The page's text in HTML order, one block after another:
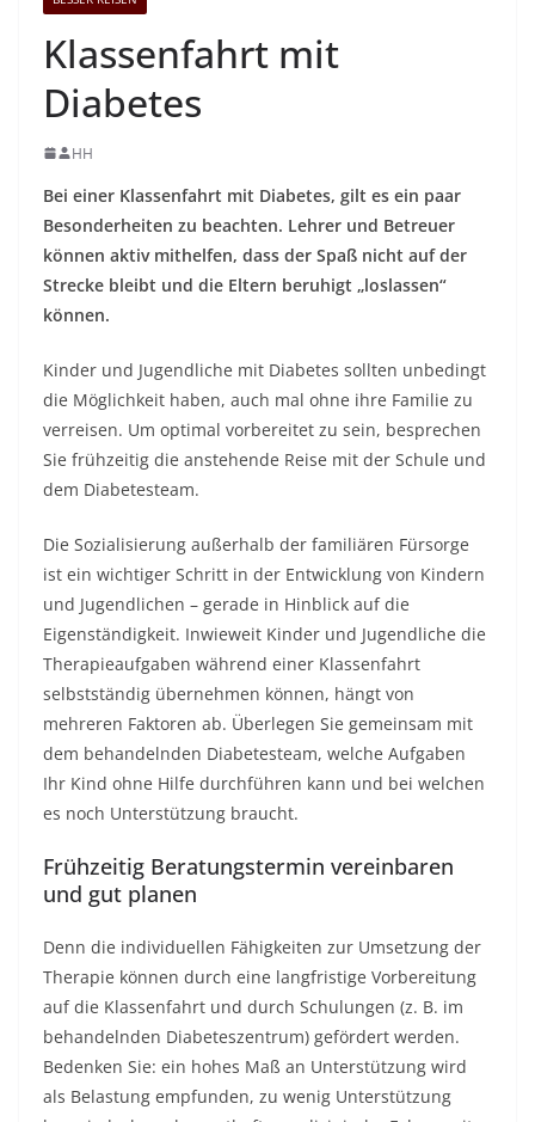
Klassenfahrt mit
Diabetes
HH
Bei einer Klassenfahrt mit Diabetes, gilt es ein paar
Besonderheiten zu beachten. Lehrer und Betreuer
können aktiv mithelfen, dass der Spaß nicht auf der
Strecke bleibt und die Eltern beruhigt „loslassen“
können.
Kinder und Jugendliche mit Diabetes sollten unbedingt
die Möglichkeit haben, auch mal ohne ihre Familie zu
verreisen. Um optimal vorbereitet zu sein, besprechen
Sie frühzeitig die anstehende Reise mit der Schule und
dem Diabetesteam.
Die Sozialisierung außerhalb der familiären Fürsorge
ist ein wichtiger Schritt in der Entwicklung von Kindern
und Jugendlichen – gerade in Hinblick auf die
Eigenständigkeit. Inwieweit Kinder und Jugendliche die
Therapieaufgaben während einer Klassenfahrt
selbstständig übernehmen können, hängt von
mehreren Faktoren ab. Überlegen Sie gemeinsam mit
dem behandelnden Diabetesteam, welche Aufgaben
Ihr Kind ohne Hilfe durchführen kann und bei welchen
es noch Unterstützung braucht.
Frühzeitig Beratungstermin vereinbaren
und gut planen
Denn die individuellen Fähigkeiten zur Umsetzung der
Therapie können durch eine langfristige Vorbereitung
auf die Klassenfahrt und durch Schulungen (z. B. im
behandelnden Diabeteszentrum) gefördert werden.
Bedenken Sie: ein hohes Maß an Unterstützung wird
als Belastung empfunden, zu wenig Unterstützung